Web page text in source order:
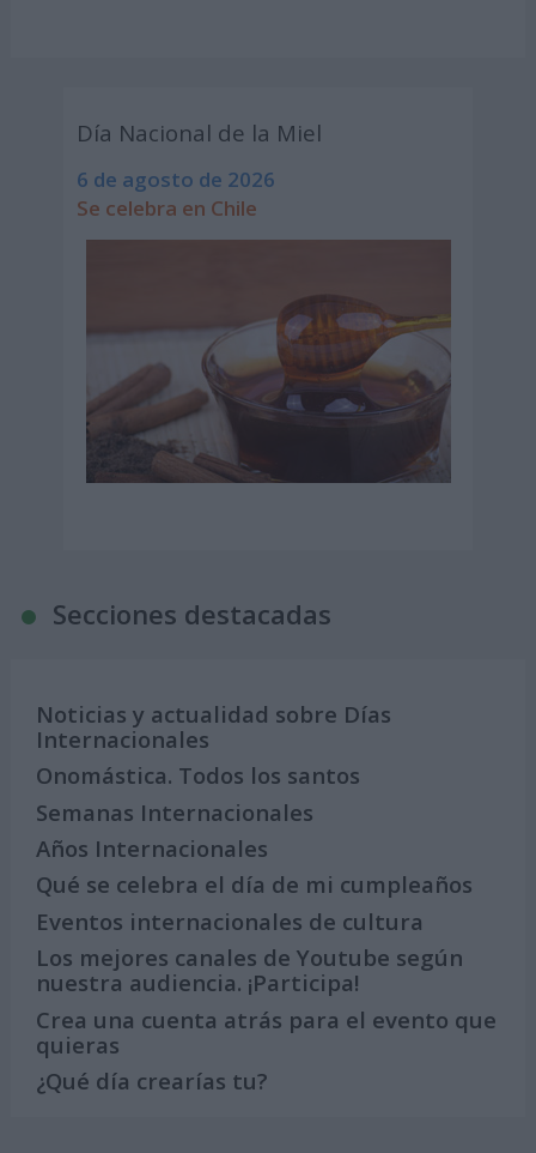
Día Nacional de la Miel
6 de agosto de 2026
Se celebra en Chile
Secciones destacadas
Noticias y actualidad sobre Días
Internacionales
Onomástica. Todos los santos
Semanas Internacionales
Años Internacionales
Qué se celebra el día de mi cumpleaños
Eventos internacionales de cultura
Los mejores canales de Youtube según
nuestra audiencia. ¡Participa!
Crea una cuenta atrás para el evento que
quieras
¿Qué día crearías tu?